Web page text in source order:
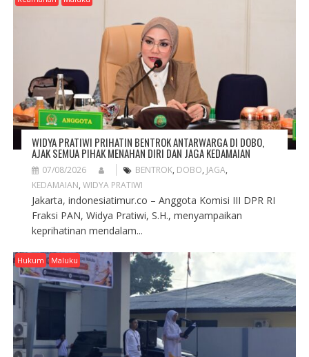
A
WIDYA PRATIWI PRIHATIN BENTROK ANTARWARGA DI DOBO,
AJAK SEMUA PIHAK MENAHAN DIRI DAN JAGA KEDAMAIAN
07/08/2026 BENTROK, DOBO, JAGA,
KEDAMAIAN, WIDYA PRATIWI
Jakarta, indonesiatimur.co – Anggota Komisi III DPR RI
Fraksi PAN, Widya Pratiwi, S.H., menyampaikan
keprihatinan mendalam...
Hukum Maluku